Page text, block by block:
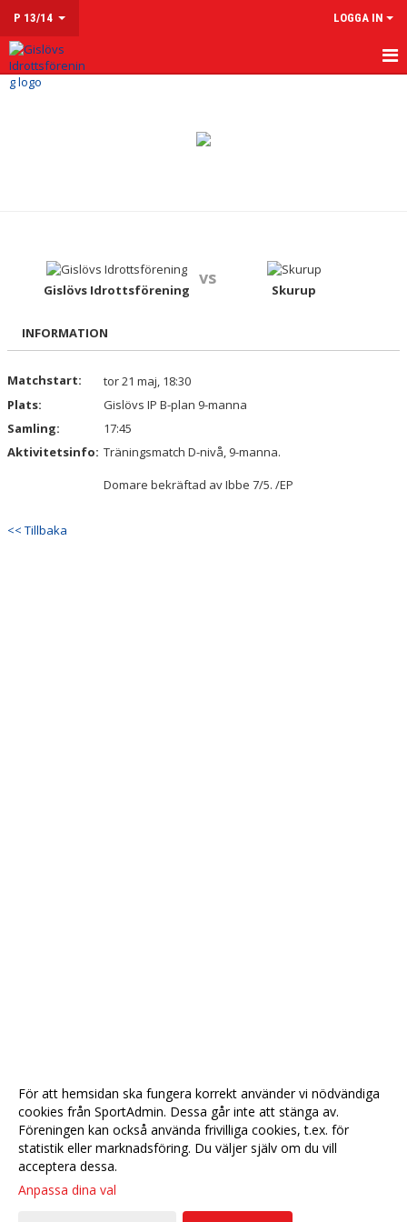
P 13/14 LOGGA IN
HEM
KONTAKTGislövs Idrottsförening
vs
Skurup
INFORMATION
Matchstart:
tor 21 maj, 18:30
Plats:
Gislövs IP B-plan 9-manna
Samling:
17:45
Aktivitetsinfo: Träningsmatch D-nivå, 9-manna.
Domare bekräftad av Ibbe 7/5. /EP
<< Tillbaka
För att hemsidan ska fungera korrekt använder vi nödvändiga
cookies från SportAdmin. Dessa går inte att stänga av.
Föreningen kan också använda frivilliga cookies, t.ex. för
statistik eller marknadsföring. Du väljer själv om du vill
acceptera dessa.
Anpassa dina val